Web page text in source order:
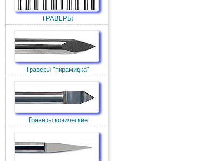
ГРАВЕРЫ
Граверы "пирамидка"
Граверы конические